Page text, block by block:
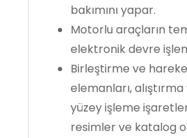
bakımını yapar.
Motorlu araçların
elektronik devre
Birleştirme ve
elemanları,
yüzey işleme
resimler ve katalog